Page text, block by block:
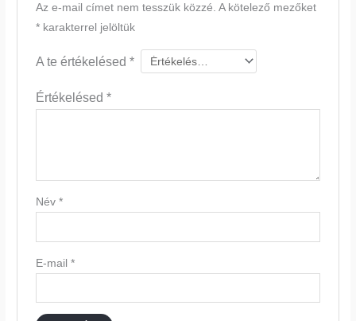
Az e-mail címet nem tesszük közzé. A kötelező mezőket
*karakterrel jelöltük
A te értékelésed *
Értékelésed *
Név *
E-mail *